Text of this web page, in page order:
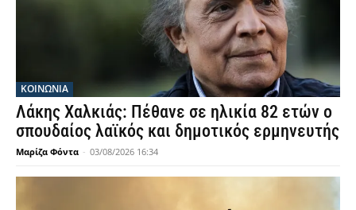
ΚΟΙΝΩΝΙΑ
Λάκης Χαλκιάς: Πέθανε σε ηλικία 82 ετών ο
σπουδαίος λαϊκός και δημοτικός ερμηνευτής
Μαρίζα Φόντα - 03/08/2026 16:34